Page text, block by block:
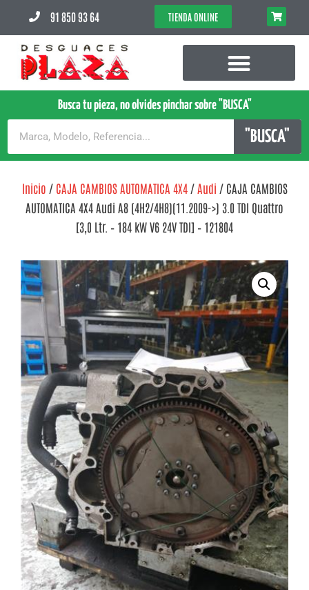
91 850 93 64 TIENDA ONLINE
Busca tu pieza, no olvides pinchar sobre "BUSCA"
"BUSCA"
Inicio / CAJA CAMBIOS AUTOMATICA 4X4/ Audi / CAJA CAMBIOS
AUTOMATICA 4X4 Audi A8 (4H2/4H8)(11.2009->) 3.0 TDI Quattro
[3,0 Ltr. – 184 kW V6 24V TDI] – 121804